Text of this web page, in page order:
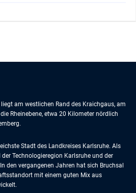
am westlichen Rand des Kraichgaus, am
Rheinebene, etwa 20 Kilometer nördlich
Stadt des Landkreises Karlsruhe. Als
Technologieregion Karlsruhe und der
den vergangenen Jahren hat sich Bruchsal
mit einem guten Mix aus